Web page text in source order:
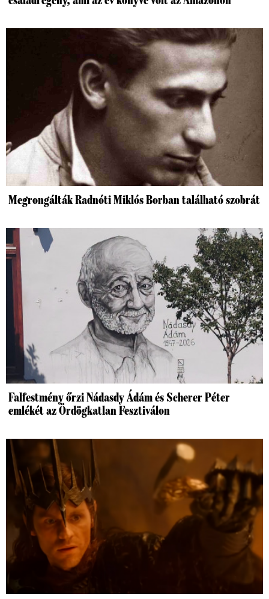
Megrongálták Radnóti Miklós Borban található szobrát
Falfestmény őrzi Nádasdy Ádám és Scherer Péter
emlékét az Ördögkatlan Fesztiválon